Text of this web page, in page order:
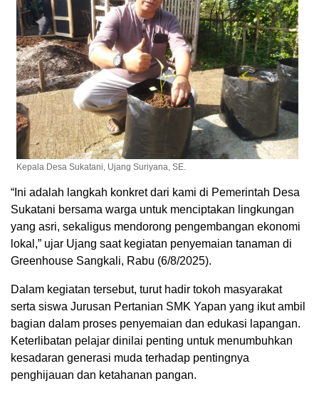
Kepala Desa Sukatani, Ujang Suriyana, SE.
“Ini adalah langkah konkret dari kami di Pemerintah Desa
Sukatani bersama warga untuk menciptakan lingkungan
yang asri, sekaligus mendorong pengembangan ekonomi
lokal,” ujar Ujang saat kegiatan penyemaian tanaman di
Greenhouse Sangkali, Rabu (6/8/2025).
Dalam kegiatan tersebut, turut hadir tokoh masyarakat
serta siswa Jurusan Pertanian SMK Yapan yang ikut ambil
bagian dalam proses penyemaian dan edukasi lapangan.
Keterlibatan pelajar dinilai penting untuk menumbuhkan
kesadaran generasi muda terhadap pentingnya
penghijauan dan ketahanan pangan.